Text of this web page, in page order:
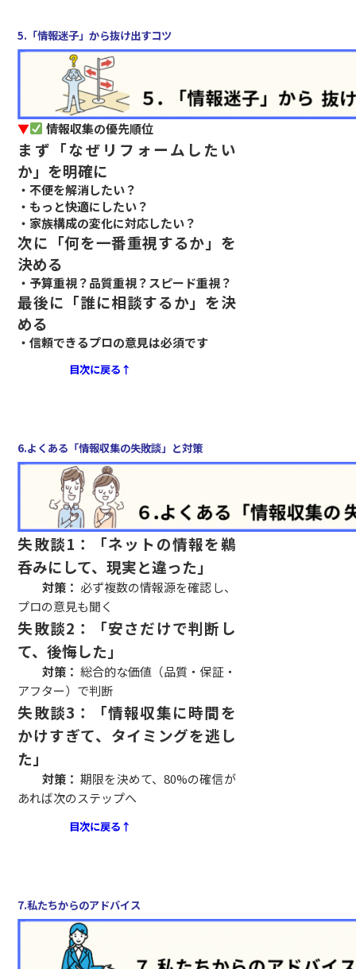
5.「情報迷子」から抜け出すコツ
▼ 情報収集の優先順位
まず「なぜリフォームしたい
か」を明確に
・不便を解消したい？
・もっと快適にしたい？
・家族構成の変化に対応したい？
次に「何を一番重視するか」を
決める
・予算重視？品質重視？スピード重視？
最後に「誰に相談するか」を決
める
・信頼できるプロの意見は必須です
目次に戻る↑
6.よくある「情報収集の失敗談」と対策
失敗談1：「ネットの情報を鵜
呑みにして、現実と違った」
対策： 必ず複数の情報源を確認し、
プロの意見も聞く
失敗談2：「安さだけで判断し
て、後悔した」
対策： 総合的な価値（品質・保証・
アフター）で判断
失敗談3：「情報収集に時間を
かけすぎて、タイミングを逃し
た」
対策： 期限を決めて、80%の確信が
あれば次のステップへ
目次に戻る↑
7.私たちからのアドバイス